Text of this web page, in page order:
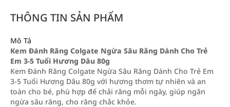
THÔNG TIN SẢN PHẨM
Mô Tả
Kem Đánh Răng Colgate Ngừa Sâu Răng Dành Cho Trẻ
Em 3-5 Tuổi Hương Dâu 80g
Kem Đánh Răng Colgate Ngừa Sâu Răng Dành Cho Trẻ Em
3-5 Tuổi Hương Dâu 80g với hương thơm tự nhiên và an
toàn cho bé, phù hợp để chải răng mỗi ngày, giúp ngăn
ngừa sâu răng, cho răng chắc khỏe.